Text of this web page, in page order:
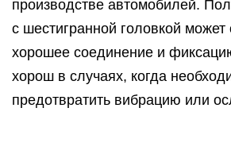
производстве автомобилей.
с шестигранной головкой может
хорошее соединение и
хорош в случаях, когда
предотвратить вибрацию или